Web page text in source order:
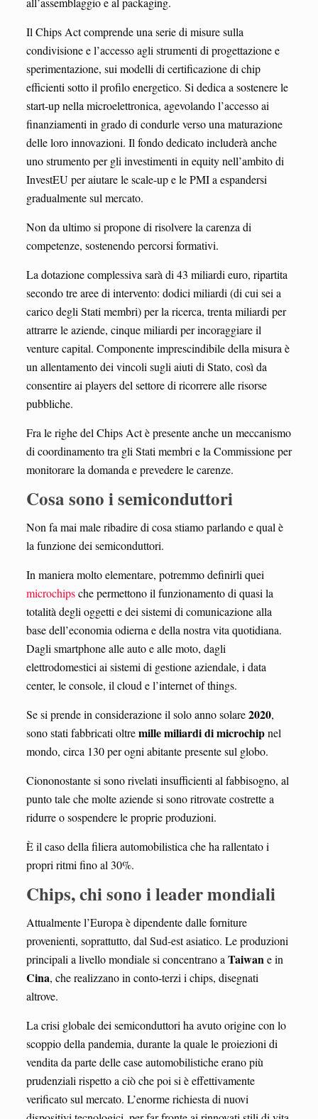
Il Chips Act comprende una serie di misure sulla
condivisione e l’accesso agli strumenti di progettazione e
sperimentazione, sui modelli di certificazione di chip
efficienti sotto il profilo energetico. Si dedica a sostenere le
start-up nella microelettronica, agevolando l’accesso ai
finanziamenti in grado di condurle verso una maturazione
delle loro innovazioni. Il fondo dedicato includerà anche
uno strumento per gli investimenti in equity nell’ambito di
InvestEU per aiutare le scale-up e le PMI a espandersi
gradualmente sul mercato.
Non da ultimo si propone di risolvere la carenza di
competenze, sostenendo percorsi formativi.
La dotazione complessiva sarà di 43 miliardi euro, ripartita
secondo tre aree di intervento: dodici miliardi (di cui sei a
carico degli Stati membri) per la ricerca, trenta miliardi per
attrarre le aziende, cinque miliardi per incoraggiare il
venture capital. Componente imprescindibile della misura è
un allentamento dei vincoli sugli aiuti di Stato, così da
consentire ai players del settore di ricorrere alle risorse
pubbliche.
Fra le righe del Chips Act è presente anche un meccanismo
di coordinamento tra gli Stati membri e la Commissione per
monitorare la domanda e prevedere le carenze.
Cosa sono i semiconduttori
Non fa mai male ribadire di cosa stiamo parlando e qual è
la funzione dei semiconduttori.
In maniera molto elementare, potremmo definirli quei
microchipsche permettono il funzionamento di quasi la
totalità degli oggetti e dei sistemi di comunicazione alla
base dell’economia odierna e della nostra vita quotidiana.
Dagli smartphone alle auto e alle moto, dagli
elettrodomestici ai sistemi di gestione aziendale, i data
center, le console, il cloud e l’internet of things.
Se si prende in considerazione il solo anno solare2020,
sono stati fabbricati oltremille miliardi di microchipnel
mondo, circa 130 per ogni abitante presente sul globo.
Ciononostante si sono rivelati insufficienti al fabbisogno, al
punto tale che molte aziende si sono ritrovate costrette a
ridurre o sospendere le proprie produzioni.
È il caso della filiera automobilistica che ha rallentato i
propri ritmi fino al 30%.
Chips, chi sono i leader mondiali
Attualmente l’Europa è dipendente dalle forniture
provenienti, soprattutto, dal Sud-est asiatico. Le produzioni
principali a livello mondiale si concentrano a Taiwane in
Cina, che realizzano in conto-terzi i chips, disegnati
altrove.
La crisi globale dei semiconduttori ha avuto origine con lo
scoppio della pandemia, durante la quale le proiezioni di
vendita da parte delle case automobilistiche erano più
prudenziali rispetto a ciò che poi si è effettivamente
verificato sul mercato. L’enorme richiesta di nuovi